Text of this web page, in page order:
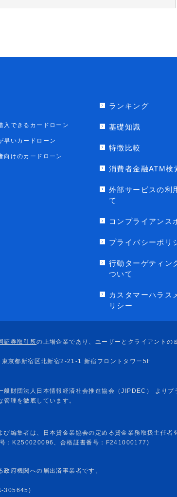
入できるカードローン
早いカードローン
向けのカードローン
ランキング
基礎知識
特徴比較
消費者金融ATM検
外部サービスの利
て
コンプライアンス
プライバシーポリ
行動ターゲティン
ついて
カスタマーハラス
リシー
編集者は、日本貸金業協会の定める貸金業務取扱主任者
：K250020096、合格証書番号：F241000177)
府機関への届出済事業者です。
-305645)